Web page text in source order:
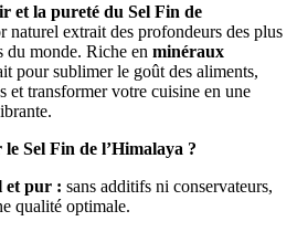
et la pureté du Sel Fin de
naturel extrait des profondeurs des plus
du monde. Riche en minéraux
pour sublimer le goût des aliments,
et transformer votre cuisine en une
Sel Fin de l’Himalaya ?
et pur : sans additifs ni conservateurs,
qualité optimale.